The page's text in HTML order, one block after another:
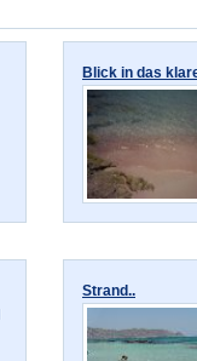
Blick in das
Strand..